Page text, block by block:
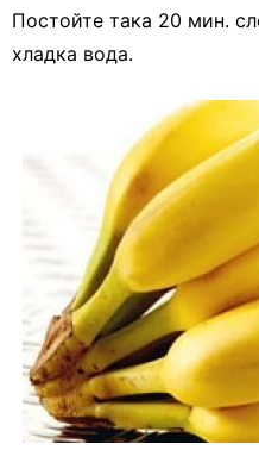
Постойте така 20 мин.
хладка вода.